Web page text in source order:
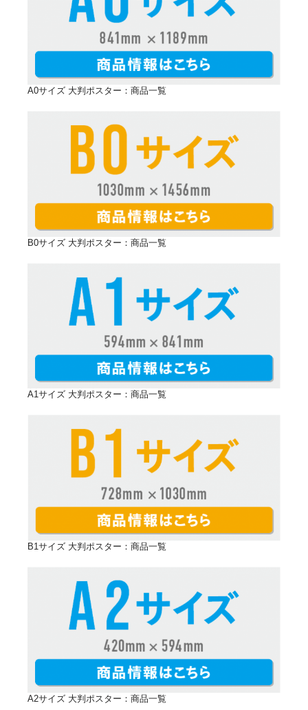
選べる用紙３種類！
光沢紙、マット紙、普通紙の３種類をご用意しており
ます。
光沢紙は、光沢のある厚め紙質のため、写真やイ
ラストが映えます。
す。
普通紙は、書き込みに適しており、屋内用の簡単
なものにオススメです。
これらの用紙からシーンとデザインに応じてお選びい
POINT03
ネット会員ならいつでも10%OFF
POD shopのネット会員限定！会員登録（無料）され
ると全商品がいつでも
10％割引の特別価格でご注文
いただけます！
会員登録はこちら
マット紙がオススメ！
飲食店などでのメニュー写真入りのポス
ター用としてマット紙がオススメです。
お客様へより商品内容を訴えかけることが出来ます。
1枚から注文可能なので、イベント内容が変わって
も、別のイベント内容のポスターや、月替わりの告知
光沢紙がオススメ！
イベントやブース出展の際の展示パネル
展示会やブース出展の際の展示パネルにも最適です。
パネル展示することで、お客様の目にも留まりやす
く、華やかに商品を演出することができます。
商品説明もポスターだと見やすいので、お客様の理解
もより深まります。
1030mm × 1456mm
B1 728mm × 1030mm
515mm × 728mm
A0
841mm × 1189mm
A1594mm × 841mm
A2
A0サイズ 大判ポスター：商品一覧
B0サイズ 大判ポスター：商品一覧
A1サイズ 大判ポスター：商品一覧
B1サイズ 大判ポスター：商品一覧
A2サイズ 大判ポスター：商品一覧